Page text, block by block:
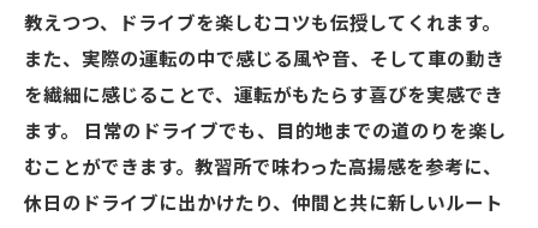
教えつつ、ドライブを楽しむコツも伝授してくれます。
また、実際の運転の中で感じる風や音、そして車の動き
を繊細に感じることで、運転がもたらす喜びを実感でき
ます。 日常のドライブでも、目的地までの道のりを楽し
むことができます。教習所で味わった高揚感を参考に、
休日のドライブに出かけたり、仲間と共に新しいルート